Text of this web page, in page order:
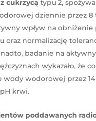
cukrzycą typu 2,
dziennie przez 8
wpływ na obniżenie
oraz normalizację
badanie na
wykazało, że
wody wodorowej przez
krwi​​.
poddawanych